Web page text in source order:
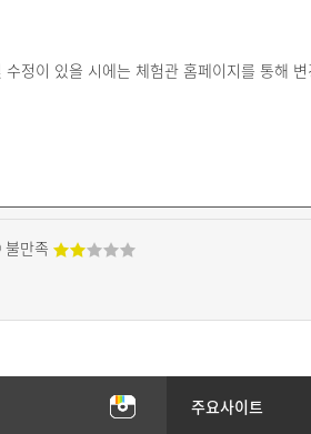
정이 있을 시에는 체험관 홈페이지를 통해
불만족
충남
안전
주요사이트